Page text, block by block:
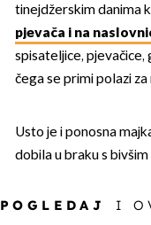
tinejdžerskim danima
pjevača i na
spisateljice, pjevačice,
čega se primi polazi
Usto je i ponosna
dobila u braku s
POGLEDAJ I